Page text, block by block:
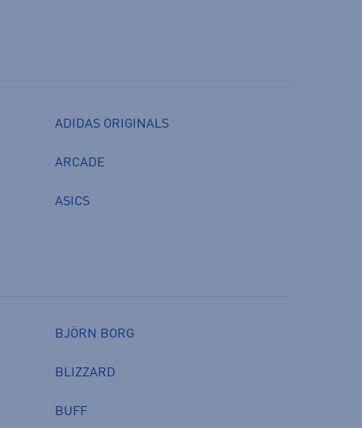
ADIDAS ORIGINALS
ARCADE
ASICS
BJÖRN BORG
BLIZZARD
BUFF